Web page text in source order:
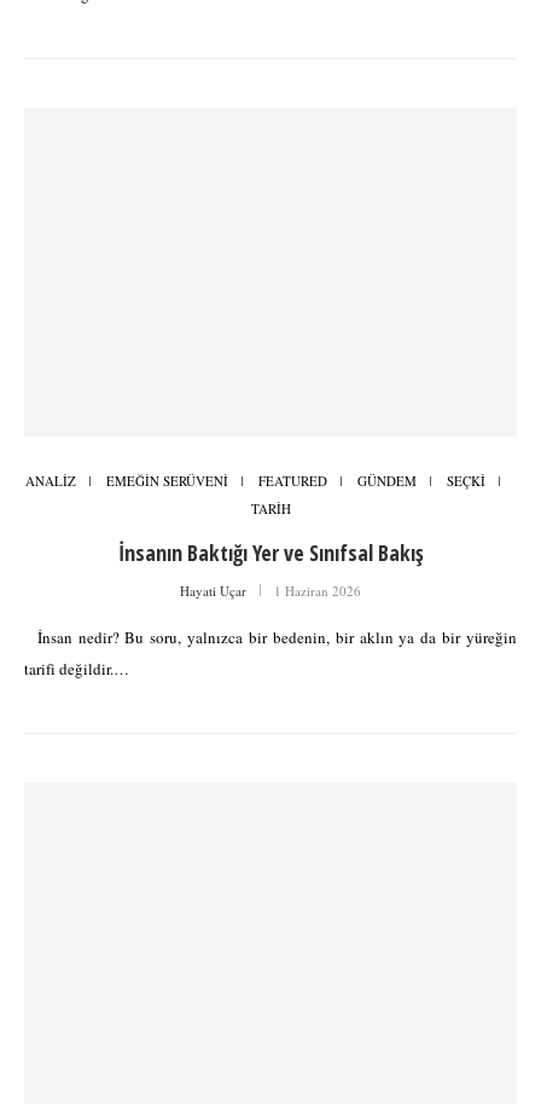
ANALİZ EMEĞİN SERÜVENİ FEATURED GÜNDEM
SEÇKİ
TARİH
İnsanın Baktığı Yer ve Sınıfsal Bakış
Hayati Uçar 1 Haziran 2026
İnsan nedir? Bu soru, yalnızca bir bedenin, bir aklın ya da bir yüreğin
tarifi değildir.…